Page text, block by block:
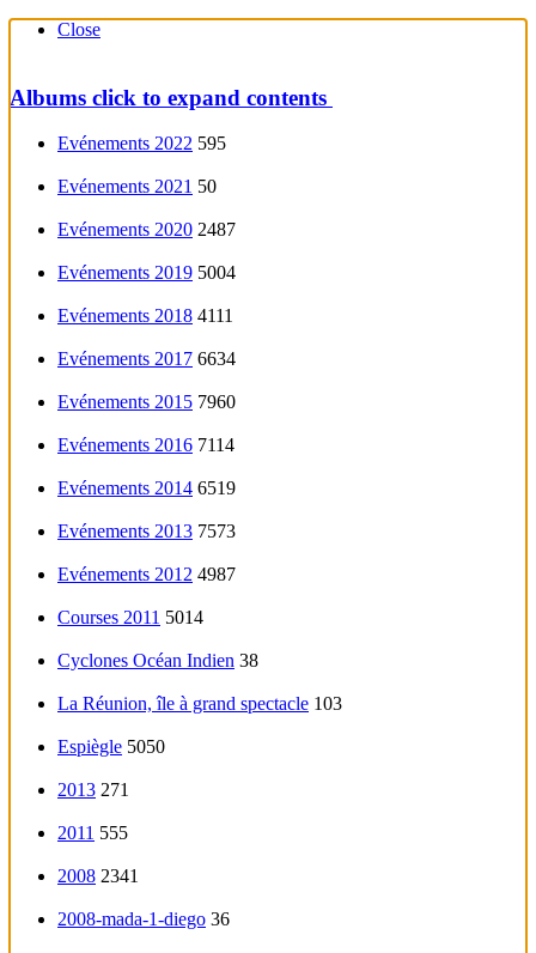
Close
Albums click to expand contents
Evénements 2022 595
Evénements 2021 50
Evénements 2020 2487
Evénements 2019 5004
Evénements 2018 4111
Evénements 2017 6634
Evénements 2015 7960
Evénements 2016 7114
Evénements 2014 6519
Evénements 2013 7573
Evénements 2012 4987
Courses 2011 5014
Cyclones Océan Indien 38
La Réunion, île à grand spectacle 103
Espiègle 5050
2013 271
2011 555
2008 2341
2008-mada-1-diego 36